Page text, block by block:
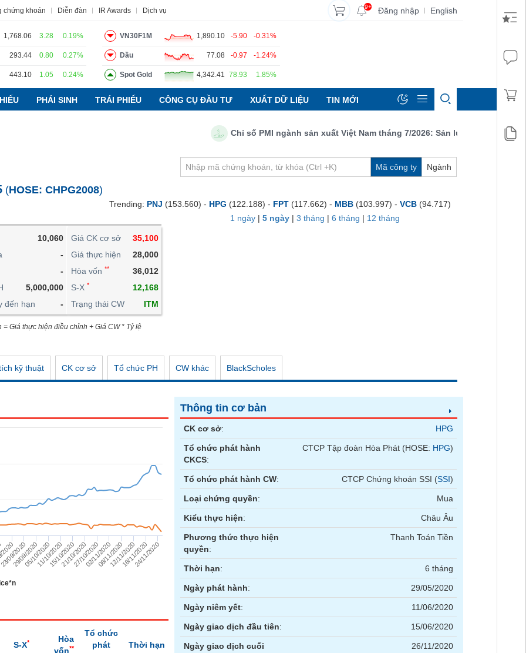
chứng khoán Diễn đàn IR Awards Dịch vụ 9+ Đăng nhập | English
1,768.06 3.28 0.19%
293.44 0.80 0.27%
443.10 1.05 0.24%
VN30F1M 1,890.10 -5.90 -0.31%
Dầu 77.08 -0.97 -1.24%
Spot Gold 4,342.41 78.93 1.85%
PHÁI SINH TRÁI PHIẾU CÔNG CỤ ĐẦU TƯ XUẤT DỮ LIỆU TIN MỚI
Chỉ số PMI ngành sản xuất Việt Nam tháng 7/2026: Sản lượng, số lượng đơn
Mã công ty Ngành
(HOSE: CHPG2008)
10,060
-
-
5,000,000
đến hạn
-
Giá CK cơ sở
35,100
Giá thực hiện
28,000
Hòa vốn **
36,012
S-X *
12,168
Trạng thái CW
ITM
Giá thực hiện điều chỉnh + Giá CW * Tỷ lệ
Trending: PNJ (153.560) - HPG (122.188) - FPT (117.662) - MBB (103.997) - VCB (94.717)
1 ngày | 5 ngày | 3 tháng | 6 tháng | 12 tháng
kỹ thuật CK cơ sở Tổ chức PH CW khác BlackScholes
09/2020
29/09/2020
05/10/2020
11/10/2020
15/10/2020
21/10/2020
27/10/2020
02/11/2020
08/11/2020
12/11/2020
18/11/2020
24/11/2020
S-X*
Hòa
vốn**
Tổ chức
phát
Thời hạn
Thông tin cơ bản
CK cơ sở: HPG
Tổ chức phát hành
CKCS:
CTCP Tập đoàn Hòa Phát (HOSE: HPG)
Tổ chức phát hành CW: CTCP Chứng khoán SSI (SSI)
Loại chứng quyền: Mua
Kiểu thực hiện: Châu Âu
Phương thức thực hiện
quyền:
Thanh Toán Tiền
Thời hạn: 6 tháng
Ngày phát hành: 29/05/2020
Ngày niêm yết: 11/06/2020
Ngày giao dịch đầu tiên: 15/06/2020
Ngày giao dịch cuối
26/11/2020
Tin tức Báo cáo phân tích Thuật ngữ Dịch vụ
PHÁI SINH
TRÁI PHIẾU
CÔNG CỤ ĐẦU TƯ
XUẤT DỮ LIỆU
TIN MỚI